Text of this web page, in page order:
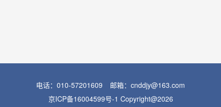
电话：010-57201609
邮箱：cnddjy@163.com
京ICP备16004599号-1 Copyright@2026